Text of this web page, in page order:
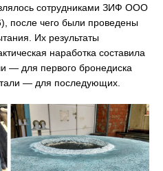
сотрудниками ЗИФ ООО
после чего были проведены
Их результаты
наработка составила
— для первого бронедиска
— для последующих.